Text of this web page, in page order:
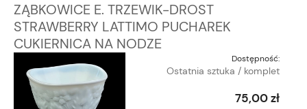
ZĄBKOWICE E. TRZEWIK-DROST
STRAWBERRY LATTIMO PUCHAREK
CUKIERNICA NA NODZE
Dostępność:
Ostatnia sztuka / komplet
75,00 zł